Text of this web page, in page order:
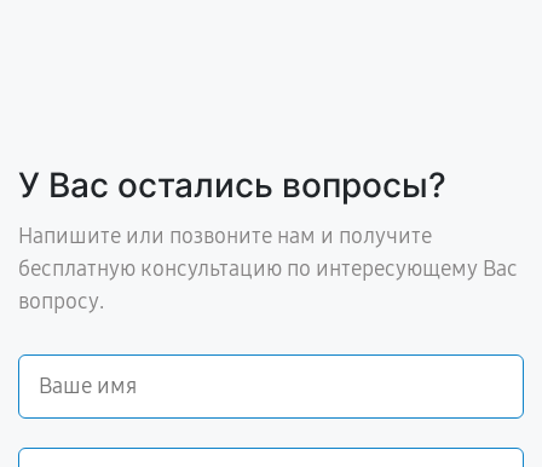
У Вас остались вопросы?
Напишите или позвоните нам и получите
бесплатную консультацию по интересующему Вас
вопросу.